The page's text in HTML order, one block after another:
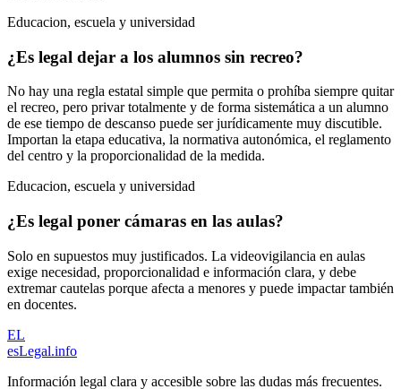
Educacion, escuela y universidad
¿Es legal dejar a los alumnos sin recreo?
No hay una regla estatal simple que permita o prohíba siempre quitar
el recreo, pero privar totalmente y de forma sistemática a un alumno
de ese tiempo de descanso puede ser jurídicamente muy discutible.
Importan la etapa educativa, la normativa autonómica, el reglamento
del centro y la proporcionalidad de la medida.
Educacion, escuela y universidad
¿Es legal poner cámaras en las aulas?
Solo en supuestos muy justificados. La videovigilancia en aulas
exige necesidad, proporcionalidad e información clara, y debe
extremar cautelas porque afecta a menores y puede impactar también
en docentes.
EL
esLegal.info
Información legal clara y accesible sobre las dudas más frecuentes.